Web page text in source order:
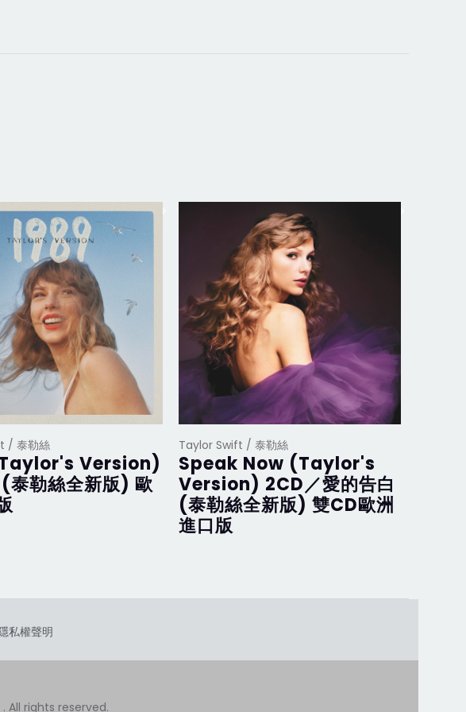
/ 泰勒絲
Version)
泰勒絲全新版) 歐
Taylor Swift / 泰勒絲
Speak Now (Taylor's
Version) 2CD／愛的告白
(泰勒絲全新版) 雙CD歐洲
進口版
私權聲明
. All rights reserved.